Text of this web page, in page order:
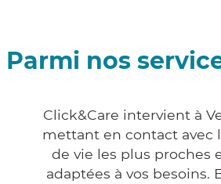
Parmi nos
Click&Care intervient à
mettant en contact avec
de vie les plus proches
adaptées à vos besoins.